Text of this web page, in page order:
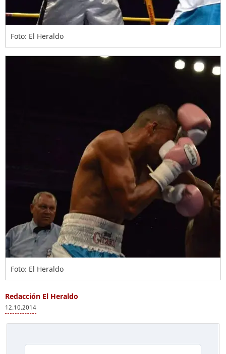
Foto: El Heraldo
Foto: El Heraldo
Redacción El Heraldo
12.10.2014